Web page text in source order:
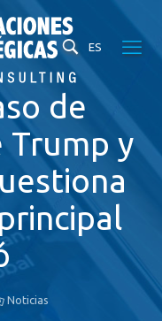
ES
de
Trump y
Noticias